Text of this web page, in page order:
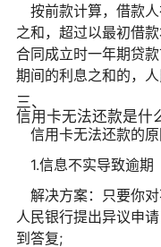
按前款计算，借款
之和，超过以最初借
合同成立时一年期贷
期间的利息之和的，人
三、
信用卡无法还款是什
信用卡无法还款的原
1.信息不实导致逾期
解决方案：只要你
人民银行提出异议申
到答复;